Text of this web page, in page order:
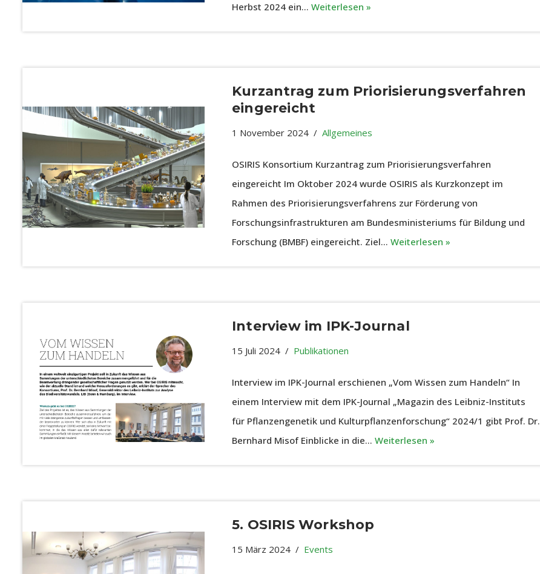
Herbst 2024 ein… Weiterlesen »
Kurzantrag zum Priorisierungsverfahren
eingereicht
1 November 2024 Allgemeines
OSIRIS Konsortium Kurzantrag zum Priorisierungsverfahren
eingereicht Im Oktober 2024 wurde OSIRIS als Kurzkonzept im
Rahmen des Priorisierungsverfahrens zur Förderung von
Forschungsinfrastrukturen am Bundesministeriums für Bildung und
Forschung (BMBF) eingereicht. Ziel… Weiterlesen »
Interview im IPK-Journal
15 Juli 2024 Publikationen
Interview im IPK-Journal erschienen „Vom Wissen zum Handeln“ In
einem Interview mit dem IPK-Journal „Magazin des Leibniz-Instituts
für Pflanzengenetik und Kulturpflanzenforschung“ 2024/1 gibt Prof. Dr.
Bernhard Misof Einblicke in die… Weiterlesen »
5. OSIRIS Workshop
15 März 2024 Events